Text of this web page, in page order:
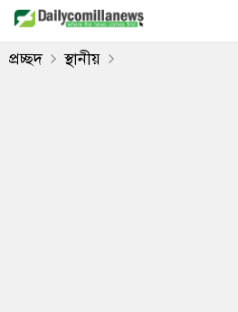
প্রচ্ছদ স্থানীয়